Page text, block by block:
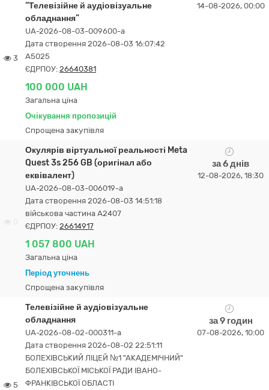
3
“Телевізійне й аудіовізуальне
обладнання”
UA-2026-08-03-009600-a
Дата створення 2026-08-03 16:07:42
А5025
ЄДРПОУ: 26640381
100 000 UAH
Загальна ціна
Очікування пропозицій
Спрощена закупівля
14-08-2026, 00:00
Окулярів віртуальної реальності Meta
Quest 3s 256 GB (оригінал або
еквівалент)
UA-2026-08-03-006019-a
Дата створення 2026-08-03 14:51:18
військова частина А2407
ЄДРПОУ: 26614917
1 057 800 UAH
Загальна ціна
Період уточнень
Спрощена закупівля
за 6 днів
12-08-2026, 18:30
5
Телевізійне й аудіовізуальне
обладнання
UA-2026-08-02-000311-a
Дата створення 2026-08-02 22:51:11
БОЛЕХІВСЬКИЙ ЛІЦЕЙ №1 "АКАДЕМІЧНИЙ"
БОЛЕХІВСЬКОЇ МІСЬКОЇ РАДИ ІВАНО-
ФРАНКІВСЬКОЇ ОБЛАСТІ
за 9 годин
07-08-2026, 10:00